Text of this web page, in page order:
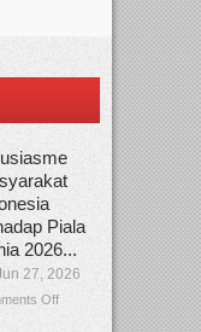
Piala
2026...
27, 2026
Off